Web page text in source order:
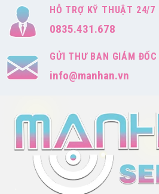
HỖ TRỢ KỸ THUẬT 24/7
0835.431.678
GỬI THƯ BAN GIÁM ĐỐC
info@manhan.vn